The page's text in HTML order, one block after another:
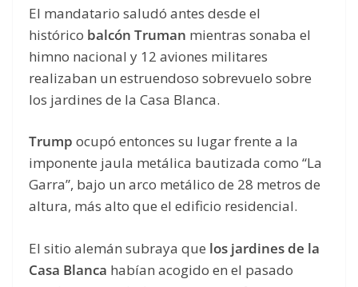
El mandatario saludó antes desde el
histórico balcón Truman mientras sonaba el
himno nacional y 12 aviones militares
realizaban un estruendoso sobrevuelo sobre
los jardines de la Casa Blanca.
Trump ocupó entonces su lugar frente a la
imponente jaula metálica bautizada como “La
Garra”, bajo un arco metálico de 28 metros de
altura, más alto que el edificio residencial.
El sitio alemán subraya que los jardines de la
Casa Blanca habían acogido en el pasado